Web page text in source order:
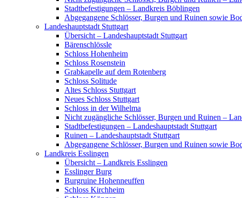
Stadtbefestigungen – Landkreis Böblingen
Abgegangene Schlösser, Burgen und Ruinen sowie
Landeshauptstadt Stuttgart
Übersicht – Landeshauptstadt Stuttgart
Bärenschlössle
Schloss Hohenheim
Schloss Rosenstein
Grabkapelle auf dem Rotenberg
Schloss Solitude
Altes Schloss Stuttgart
Neues Schloss Stuttgart
Schloss in der Wilhelma
Nicht zugängliche Schlösser, Burgen und Ruinen –
Stadtbefestigungen – Landeshauptstadt Stuttgart
Ruinen – Landeshauptstadt Stuttgart
Abgegangene Schlösser, Burgen und Ruinen sowie
Landkreis Esslingen
Übersicht – Landkreis Esslingen
Esslinger Burg
Burgruine Hohenneuffen
Schloss Kirchheim